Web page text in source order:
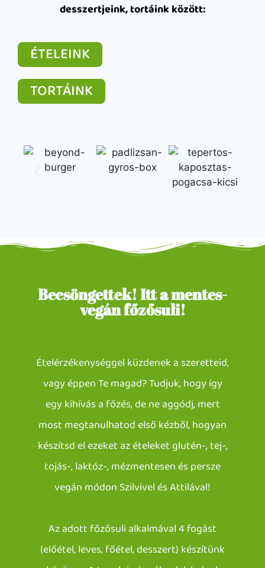
desszertjeink, tortáink között:
ÉTELEINK
TORTÁINK
Becsöngettek! Itt a mentes-
vegán főzősuli!
Ételérzékenységgel küzdenek a szeretteid,
vagy éppen Te magad? Tudjuk, hogy így
egy kihívás a főzés, de ne aggódj, mert
most megtanulhatod első kézből, hogyan
készítsd el ezeket az ételeket glutén-, tej-,
tojás-, laktóz-, mézmentesen és persze
vegán módon Szilvivel és Attilával!
Az adott főzősuli alkalmával 4 fogást
(előétel, leves, főétel, desszert) készítünk